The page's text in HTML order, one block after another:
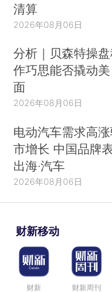
清算
2026年08月06日
分析｜贝森特操
作巧思能否撬动
面
2026年08月06日
电动汽车需求高
市增长 中国品牌
出海·汽车
2026年08月06日
财新移动
财新 财新周刊